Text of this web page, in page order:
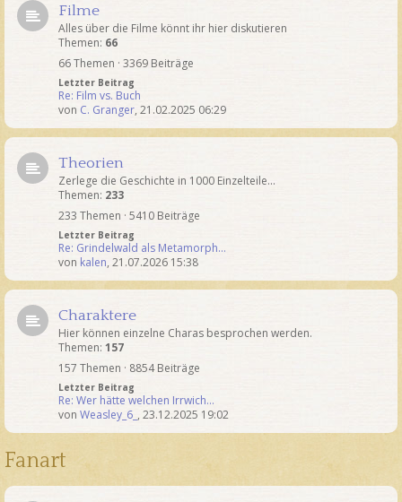
Filme
Alles über die Filme könnt ihr hier diskutieren
Themen: 66
66 Themen · 3369 Beiträge
Letzter Beitrag
Re: Film vs. Buch
von C. Granger, 21.02.2025 06:29
Theorien
Zerlege die Geschichte in 1000 Einzelteile...
Themen: 233
233 Themen · 5410 Beiträge
Letzter Beitrag
Re: Grindelwald als Metamorph…
von kalen, 21.07.2026 15:38
Charaktere
Hier können einzelne Charas besprochen werden.
Themen: 157
157 Themen · 8854 Beiträge
Letzter Beitrag
Re: Wer hätte welchen Irrwich…
von Weasley_6_ , 23.12.2025 19:02
Fanart